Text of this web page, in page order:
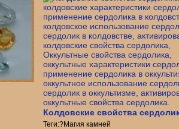
Колдовские свойства
Теги:?Магия камней